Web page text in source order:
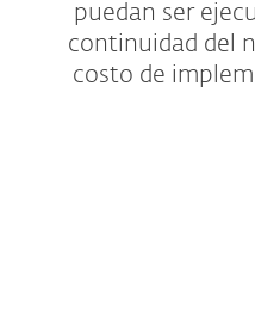
puedan ser
continuidad del
costo de